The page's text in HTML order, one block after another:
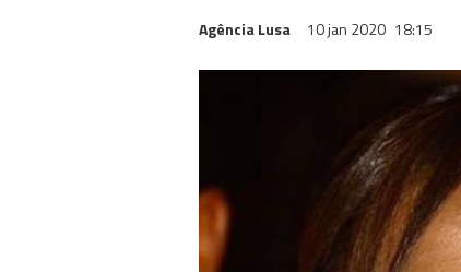
Agência Lusa 10 jan 2020 18:15